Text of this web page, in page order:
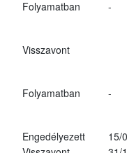
Folyamatban -
Visszavont
Folyamatban -
Engedélyezett
15/